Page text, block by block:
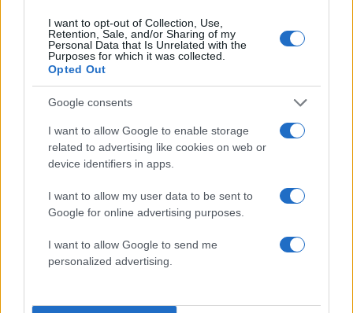
I want to opt-out of Collection, Use,
Retention, Sale, and/or Sharing of my
Personal Data that Is Unrelated with the
Purposes for which it was collected.
Opted Out
Google consents
I want to allow Google to enable storage
related to advertising like cookies on web or
device identifiers in apps.
I want to allow my user data to be sent to
Google for online advertising purposes.
I want to allow Google to send me
personalized advertising.
Υποβολή σχολίου
Όροι Χρήσης. Το site προστατεύεται από reCAPTCHA, ισχύουν
Πολιτική Απορρήτου
Share:
Ακολουθήστε το Νewsit.gr στο
τελευταία νέατης ημέρας